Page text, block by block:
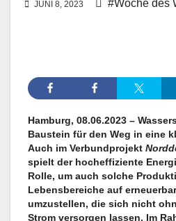
JUNI 8, 2023 #Woche des
Hamburg, 08.06.2023 –
Baustein für den Weg in eine
Auch im Verbundprojekt
spielt der hocheffiziente
Rolle, um auch solche
Lebensbereiche auf
umzustellen, die sich nicht
Strom versorgen lassen. Im